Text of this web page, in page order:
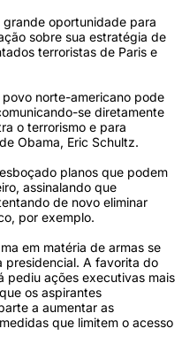
oportunidade para
sobre sua estratégia de
terroristas de Paris e
norte-americano pode
se diretamente
o terrorismo e para
Obama, Eric Schultz.
planos que podem
assinalando que
de novo eliminar
por exemplo.
em matéria de armas se
presidencial. A favorita do
pediu ações executivas mais
os aspirantes
a aumentar as
que limitem o acesso